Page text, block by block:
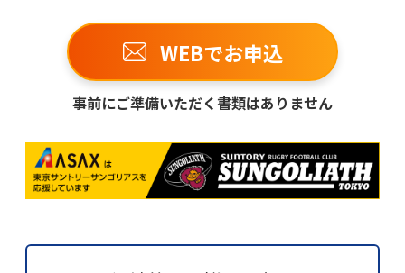
WEBでお申込
事前にご準備いただく書類はありません